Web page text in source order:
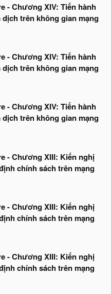
- Chương XIV: Tiến hành
trên không gian mạng
- Chương XIV: Tiến hành
trên không gian mạng
- Chương XIV: Tiến hành
trên không gian mạng
- Chương XIII: Kiến nghị
chính sách trên mạng
- Chương XIII: Kiến nghị
chính sách trên mạng
- Chương XIII: Kiến nghị
chính sách trên mạng